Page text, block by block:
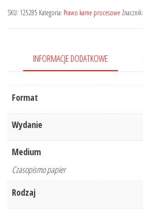
Najwyższego.
SKU: 125285 Kategoria: Prawo karne procesowe Znacznik:
INFORMACJE DODATKOWE
Format
Wydanie
Medium
Czasopismo papier
Rodzaj